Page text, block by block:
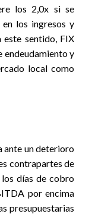
los 2,0x si se
los ingresos y
sentido, FIX
endeudamiento y
local como
ante un deterioro
contrapartes de
los días de cobro
por encima
presupuestarias